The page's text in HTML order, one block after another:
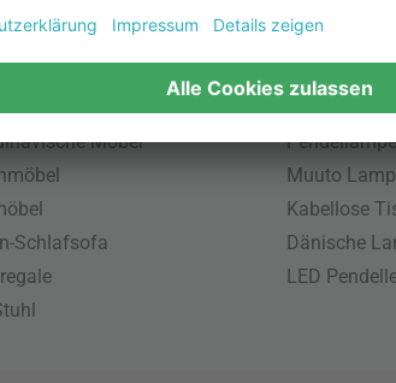
Möbel
Schlafsofa
Muuto
Kabellose
Dänische
LED